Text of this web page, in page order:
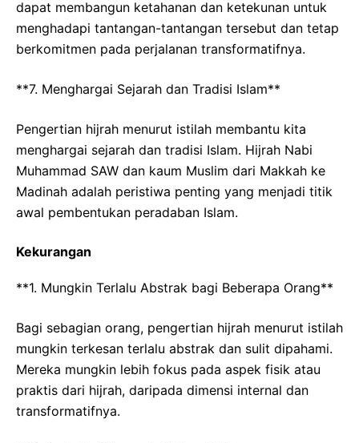
dapat membangun ketahanan dan ketekunan untuk
menghadapi tantangan-tantangan tersebut dan tetap
berkomitmen pada perjalanan transformatifnya.
**7. Menghargai Sejarah dan Tradisi Islam**
Pengertian hijrah menurut istilah membantu kita
menghargai sejarah dan tradisi Islam. Hijrah Nabi
Muhammad SAW dan kaum Muslim dari Makkah ke
Madinah adalah peristiwa penting yang menjadi titik
awal pembentukan peradaban Islam.
Kekurangan
**1. Mungkin Terlalu Abstrak bagi Beberapa Orang**
Bagi sebagian orang, pengertian hijrah menurut istilah
mungkin terkesan terlalu abstrak dan sulit dipahami.
Mereka mungkin lebih fokus pada aspek fisik atau
praktis dari hijrah, daripada dimensi internal dan
transformatifnya.